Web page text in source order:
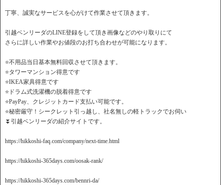
丁寧、誠実なサービスを心がけて作業させて頂きます。
引越ベンリーダのLINE登録をして頂き画像などのやり取りにて
さらに詳しい作業やお値段のお打ち合わせが可能になります。
⭐️不用品当日基本無料回収させて頂きます。
⭐️タワーマンション得意です
⭐️IKEA家具得意です
⭐️ドラム式洗濯機の脱着得意です
⭐️PayPay、クレジットカード支払い可能です。
⭐️秘密厳守！シークレット引っ越し、社名無しの軽トラックでお伺い
⏬引越ベンリーダの紹介サイトです。
https://hikkoshi-faq.com/company/next-time.html
https://hikkoshi-365days.com/oosak-rank/
https://hikkoshi-365days.com/bennri-da/